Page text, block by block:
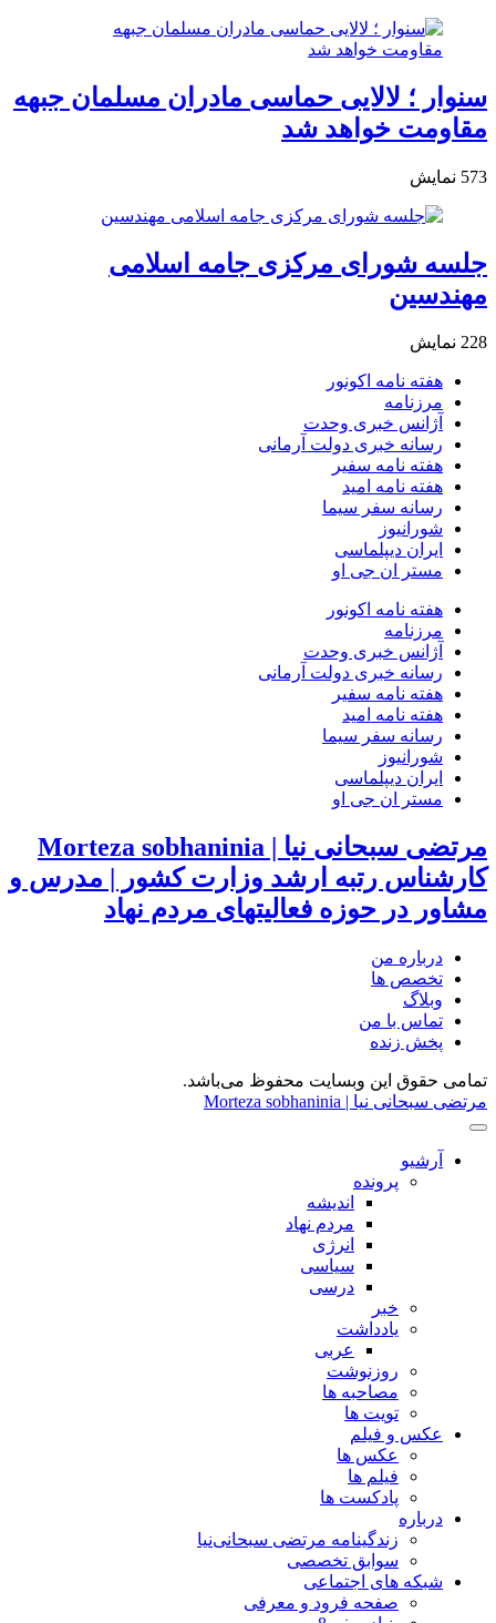
سنوار ؛ لالایی حماسی مادران مسلمان جبهه
مقاومت خواهد شد
573 نمایش
جلسه شورای مرکزی جامه اسلامی
مهندسین
228 نمایش
هفته نامه اکونور
مرزنامه
آژانس خبری وحدت
رسانه خبری دولت آرمانی
هفته نامه سفیر
هفته نامه امید
رسانه سفر سیما
شورانیوز
ایران دیپلماسی
مستر ان جی او
هفته نامه اکونور
مرزنامه
آژانس خبری وحدت
رسانه خبری دولت آرمانی
هفته نامه سفیر
هفته نامه امید
رسانه سفر سیما
شورانیوز
ایران دیپلماسی
مستر ان جی او
مرتضی سبحانی نیا | Morteza sobhaninia
کارشناس رتبه ارشد وزارت کشور | مدرس و
مشاور در حوزه فعالیتهای مردم نهاد
درباره من
تخصص ها
وبلاگ
تماس با من
پخش زنده
تمامی حقوق این وبسایت محفوظ می‌باشد.
مرتضی سبحانی نیا | Morteza sobhaninia
آرشیو
پرونده
اندیشه
مردم نهاد
انرژی
سیاسی
درسی
خبر
یادداشت
عربی
روزنوشت
مصاحبه ها
تویت ها
عکس و فیلم
عکس ها
فیلم ها
پادکست ها
درباره
زندگینامه مرتضی سبحانی‌نیا
سوابق تخصصی
شبکه های اجتماعی
صفحه فرود و معرفی